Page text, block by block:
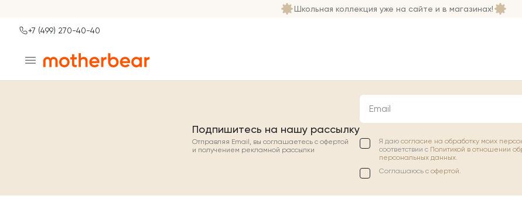
Школьная коллекция уже на сайте и в магазинах!
Ваш город
+7 (499) 270-40-40
Подпишитесь на нашу рассылку
Отправляя Email, вы соглашаетесь с офертой
и получением рекламной рассылки
Email
Я даю согласие на обработку моих
соответствии с Политикой в отношении
персональных данных.
Соглашаюсь с офертой.